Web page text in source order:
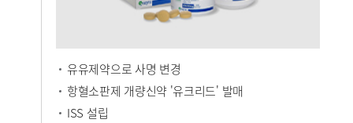
유유제약으로 사명 변경
항혈소판제 개량신약 '유크리드' 발매
ISS 설립